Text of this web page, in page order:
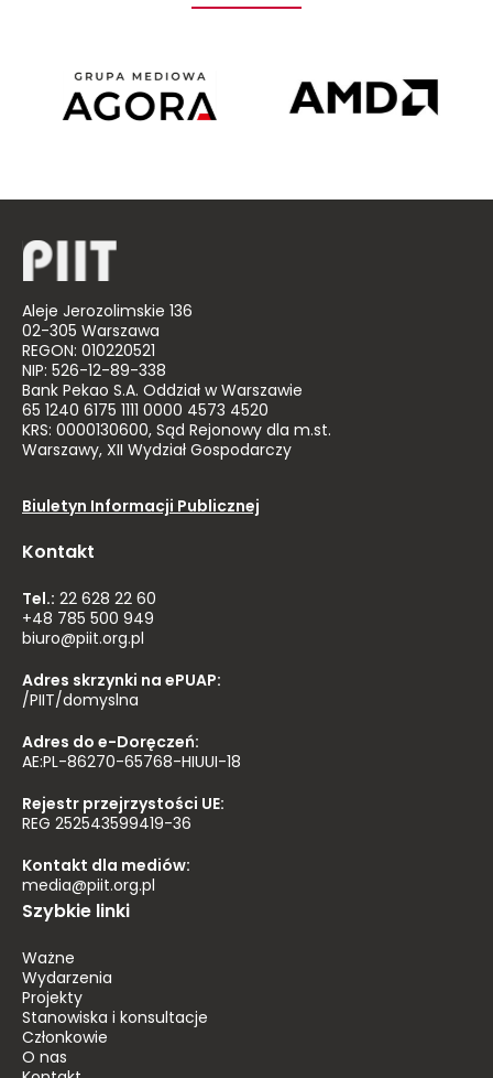
Agora
Poland
Aleje Jerozolimskie 136
02-305 Warszawa
REGON: 010220521
NIP: 526-12-89-338
Bank Pekao S.A. Oddział w Warszawie
65 1240 6175 1111 0000 4573 4520
KRS: 0000130600, Sąd Rejonowy dla m.st.
Warszawy, XII Wydział Gospodarczy
Biuletyn Informacji Publicznej
Kontakt
Tel.: 22 628 22 60
+48 785 500 949
biuro@piit.org.pl
Adres skrzynki na ePUAP:
/PIIT/domyslna
Adres do e-Doręczeń:
AE:PL-86270-65768-HIUUI-18
Rejestr przejrzystości UE:
REG 252543599419-36
Kontakt dla mediów:
media@piit.org.pl
Szybkie linki
Ważne
Wydarzenia
Projekty
Stanowiska i konsultacje
Członkowie
O nas